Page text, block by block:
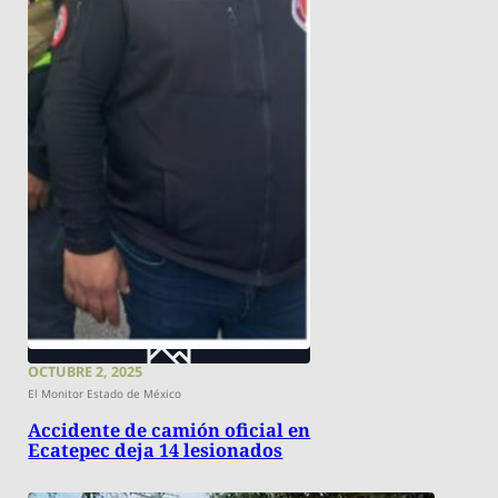
OCTUBRE 2, 2025
El Monitor Estado de México
Accidente de camión oficial en
Ecatepec deja 14 lesionados